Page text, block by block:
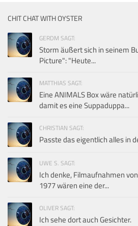
CHIT CHAT WITH OYSTER
GERDM SAGT:
Storm äußert sich in seinem
Picture": "Heute...
MATTHIAS SAGT:
Eine ANIMALS Box wäre
damit es eine Suppaduppa...
CHRISTIAN SAGT:
Passte das eigentlich alles in
UWE S. SAGT:
Ich denke, Filmaufnahmen
1977 wären eine der...
OLIVER SAGT:
Ich sehe dort auch Gesichter.